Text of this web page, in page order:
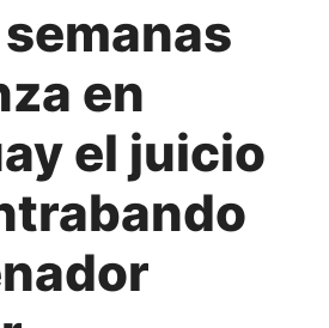
en
el juicio